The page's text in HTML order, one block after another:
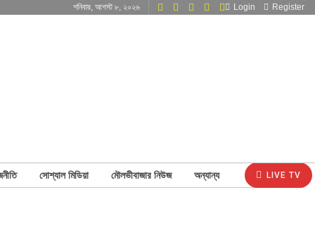
শনিবার, আগস্ট ৮, ২০২৬ Login Register
সোশ্যাল মিডিয়া মৌলভীবাজার নিউজ অন্যান্য LIVE TV